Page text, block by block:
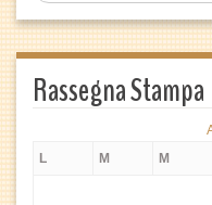
Rassegna Stampa
L
M M